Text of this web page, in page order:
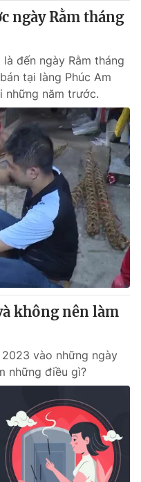
ngày Rằm tháng
đến ngày Rằm tháng
tại làng Phúc Am
những năm trước.
không nên làm
vào những ngày
những điều gì?